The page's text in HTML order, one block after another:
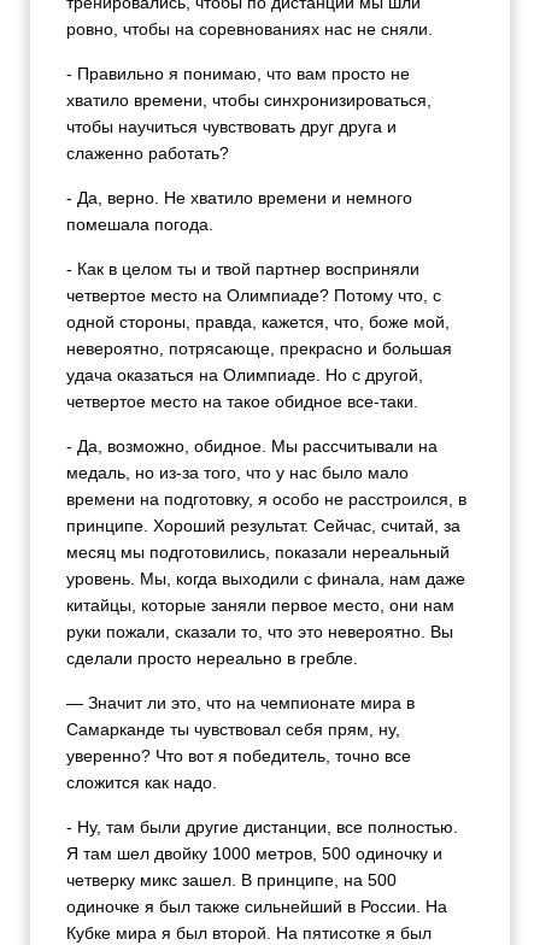
ровно, чтобы на соревнованиях нас не сняли.
- Правильно я понимаю, что вам просто не
хватило времени, чтобы синхронизироваться,
чтобы научиться чувствовать друг друга и
слаженно работать?
- Да, верно. Не хватило времени и немного
помешала погода.
- Как в целом ты и твой партнер восприняли
четвертое место на Олимпиаде? Потому что, с
одной стороны, правда, кажется, что, боже мой,
невероятно, потрясающе, прекрасно и большая
удача оказаться на Олимпиаде. Но с другой,
четвертое место на такое обидное все-таки.
- Да, возможно, обидное. Мы рассчитывали на
медаль, но из-за того, что у нас было мало
времени на подготовку, я особо не расстроился, в
принципе. Хороший результат. Сейчас, считай, за
месяц мы подготовились, показали нереальный
уровень. Мы, когда выходили с финала, нам даже
китайцы, которые заняли первое место, они нам
руки пожали, сказали то, что это невероятно. Вы
сделали просто нереально в гребле.
— Значит ли это, что на чемпионате мира в
Самарканде ты чувствовал себя прям, ну,
уверенно? Что вот я победитель, точно все
сложится как надо.
- Ну, там были другие дистанции, все полностью.
Я там шел двойку 1000 метров, 500 одиночку и
четверку микс зашел. В принципе, на 500
одиночке я был также сильнейший в России. На
Кубке мира я был второй. На пятисотке я был